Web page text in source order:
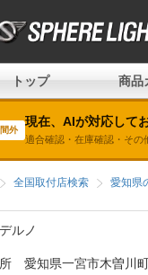
トップ 商品
外
現在、AIが対応して
適合確認・在庫確認・その
全国取付店検索 愛知県
ルノ
愛知県一宮市木曽川